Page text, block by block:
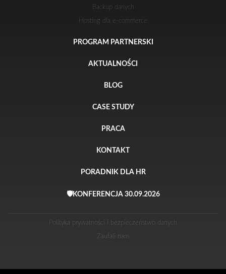
Backup danych
Hosting dla e-commerce
PROGRAM PARTNERSKI
AKTUALNOŚCI
BLOG
CASE STUDY
PRACA
KONTAKT
PORADNIK DLA HR
🛡️KONFERENCJA 30.09.2026
Polityka prywatności i bezpieczeństwo danych
Zaufali nam